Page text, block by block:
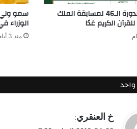
انطلاق الدورة الـ46 لمسابقة الملك
للقرآن الكريم غدًا
سمو
الوزراء
منذ 3 أيام
يخ العنقري: